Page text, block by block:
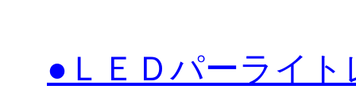
●ＬＥＤパーライ